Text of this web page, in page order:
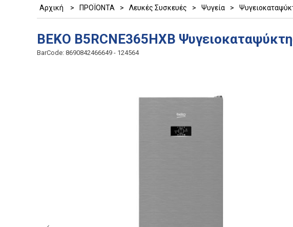
Αρχική > ΠΡΟΪΟΝΤΑ > Λευκές Συσκευές > Ψυγεία >
BEKO B5RCNE365HXB
BarCode: 8690842466649 - 124564